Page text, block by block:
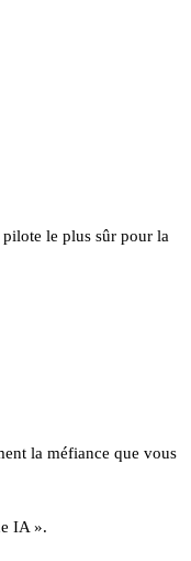
pilote le plus sûr pour la
la méfiance que vous
IA ».